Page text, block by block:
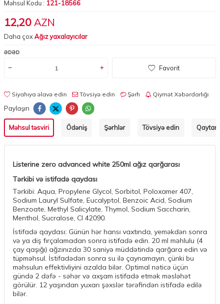
Məhsul Kodu : 121-18566
12,20 AZN
Daha çoxAğız yaxalayıcılar
ƏDƏD
Favorit
Siyahıya əlavə edin Tövsiyə edin Şərh Qiymət Xəbərdarlığı
Paylaşın
Məhsul təsviri Ödəniş Şərhlər Tövsiyə edin
Listerine zero advanced white 250ml ağız qarğarası
Tərkibi və istifadə qaydası
Tərkibi: Aqua, Propylene Glycol, Sorbitol, Poloxamer 407,
Sodium Lauryl Sulfate, Eucalyptol, Benzoic Acid, Sodium
Benzoate, Methyl Salicylate, Thymol, Sodium Saccharin,
Menthol, Sucralose, CI 42090.
İstifadə qaydası: Günün hər hansı vaxtında, yeməkdən sonra
və ya diş fırçalamadan sonra istifadə edin. 20 ml məhlulu (4
çay qaşığı) ağzınızda 30 saniyə müddətində qarğara edin və
tüpməhsul. İstifadədən sonra su ilə çaynamayın, çünki bu
məhsulun effektivliyini azalda bilər. Optimal nəticə üçün
gündə 2 dəfə - səhər və axşam istifadə etmək məsləhət
görülür. 12 yaşından yuxarı şəxslər tərəfindən istifadə edilə
bilər.